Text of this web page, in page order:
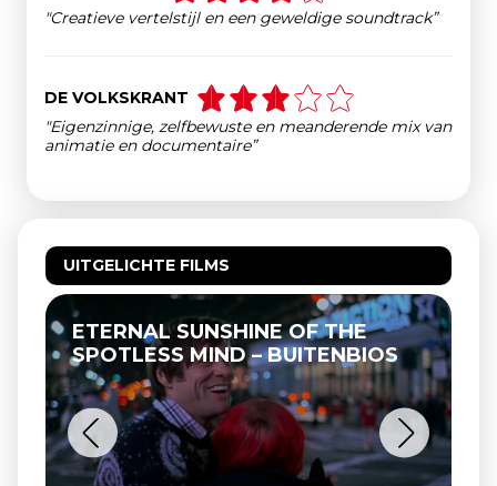
"Creatieve vertelstijl en een geweldige soundtrack”
DE VOLKSKRANT
"Eigenzinnige, zelfbewuste en meanderende mix van
animatie en documentaire”
UITGELICHTE FILMS
ETERNAL SUNSHINE OF THE
SPOTLESS MIND – BUITENBIOS